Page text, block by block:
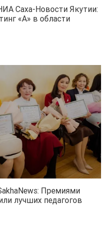
Саха-Новости Якутии:
«А» в области
Премиями
лучших педагогов